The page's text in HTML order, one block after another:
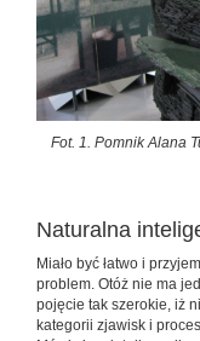
Fot. 1. Pomnik Alana
Naturalna
Miało być łatwo i
problem. Otóż nie ma
pojęcie tak szerokie, iż
kategorii zjawisk i